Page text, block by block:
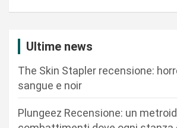
Ultime news
The Skin Stapler recensione:
sangue e noir
Plungeez Recensione: un